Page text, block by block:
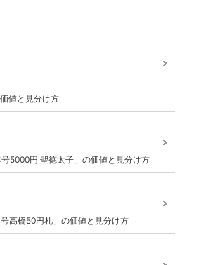
値と見分け方
5000円 聖徳太子」の価値と見分け方
高橋50円札」の価値と見分け方